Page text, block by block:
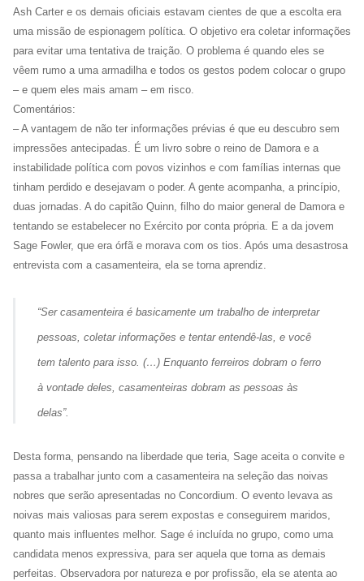
Ash Carter e os demais oficiais estavam cientes de que a escolta era
uma missão de espionagem política. O objetivo era coletar informações
para evitar uma tentativa de traição. O problema é quando eles se
vêem rumo a uma armadilha e todos os gestos podem colocar o grupo
– e quem eles mais amam – em risco.
Comentários:
– A vantagem de não ter informações prévias é que eu descubro sem
impressões antecipadas. É um livro sobre o reino de Damora e a
instabilidade política com povos vizinhos e com famílias internas que
tinham perdido e desejavam o poder. A gente acompanha, a princípio,
duas jornadas. A do capitão Quinn, filho do maior general de Damora e
tentando se estabelecer no Exército por conta própria. E a da jovem
Sage Fowler, que era órfã e morava com os tios. Após uma desastrosa
entrevista com a casamenteira, ela se torna aprendiz.
“Ser casamenteira é basicamente um trabalho de interpretar
pessoas, coletar informações e tentar entendê-las, e você
tem talento para isso. (…) Enquanto ferreiros dobram o ferro
à vontade deles, casamenteiras dobram as pessoas às
delas”.
Desta forma, pensando na liberdade que teria, Sage aceita o convite e
passa a trabalhar junto com a casamenteira na seleção das noivas
nobres que serão apresentadas no Concordium. O evento levava as
noivas mais valiosas para serem expostas e conseguirem maridos,
quanto mais influentes melhor. Sage é incluída no grupo, como uma
candidata menos expressiva, para ser aquela que torna as demais
perfeitas. Observadora por natureza e por profissão, ela se atenta ao